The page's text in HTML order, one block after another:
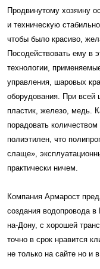
Продвинутому хозяину
и техническую
чтобы было красиво,
Посодействовать ему в
технологии,
управления, шаровых
оборудования. При всей
пластик, железо, медь.
порадовать
полиэтилен, что
слаще»,
практически ничем.
Компания Армарост
создания водопровода в
на-Дону, с хорошей
точно в срок нравится
не только на сайте но и